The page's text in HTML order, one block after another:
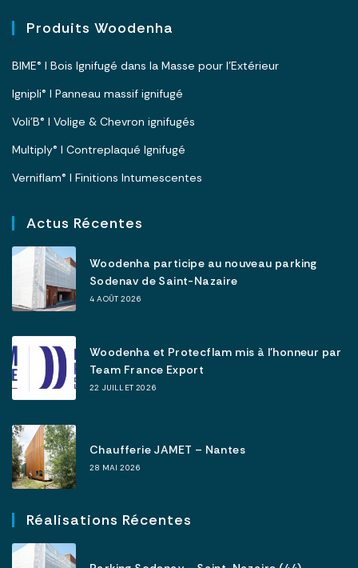
Produits Woodenha
BIME® I Bois Ignifugé dans la Masse pour l’Extérieur
Ignipli® I Panneau massif ignifugé
Voli’B® I Volige & Chevron ignifugés
Multiply® I Contreplaqué Ignifugé
Verniflam® I Finitions Intumescentes
Actus Récentes
Woodenha participe au nouveau parking
Sodenav de Saint-Nazaire
4 AOÛT 2026
Woodenha et Protecflam mis à l’honneur par
Team France Export
22 JUILLET 2026
Chaufferie JAMET – Nantes
28 MAI 2026
Réalisations Récentes